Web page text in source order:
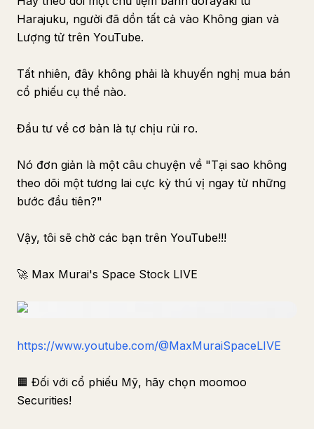
Harajuku, người đã dồn tất cả vào Không gian và
Lượng tử trên YouTube.
Tất nhiên, đây không phải là khuyến nghị mua bán
cổ phiếu cụ thể nào.
Đầu tư về cơ bản là tự chịu rủi ro.
Nó đơn giản là một câu chuyện về "Tại sao không
theo dõi một tương lai cực kỳ thú vị ngay từ những
bước đầu tiên?"
Vậy, tôi sẽ chờ các bạn trên YouTube!!!
🚀 Max Murai's Space Stock LIVE
https://www.youtube.com/@MaxMuraiSpaceLIVE
🟧 Đối với cổ phiếu Mỹ, hãy chọn moomoo
Securities!